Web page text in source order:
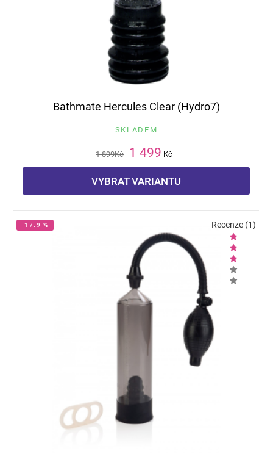
Bathmate Hercules Clear (Hydro7)
SKLADEM
1 899Kč 1 499 Kč
VYBRAT VARIANTU
-17.9 % Recenze (1)